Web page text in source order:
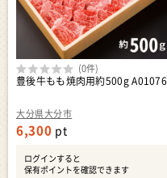
大分県大分市
豊後牛もも焼肉用約500g A01076
(0件)
6,300 pt
ログインすると
保有ポイントを確認できます